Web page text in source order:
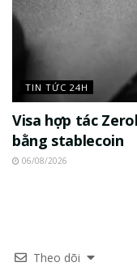
TIN TỨC 24H
Visa hợp tác
bằng stablecoin
06/08/2026
Theo dõi